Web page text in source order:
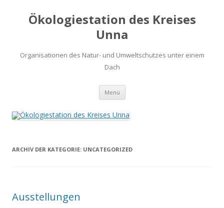
Ökologiestation des Kreises
Unna
Organisationen des Natur- und Umweltschutzes unter einem
Dach
Menü Zum
springen
ARCHIV DER KATEGORIE: UNCATEGORIZED
Ausstellungen